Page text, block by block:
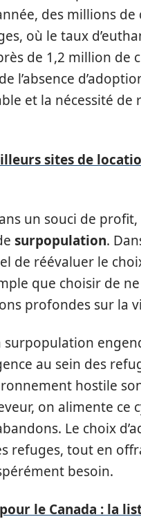
des millions
où le taux
de 1,2 million de
l’absence
et la nécessité
sites de
un souci de
surpopulation.
de réévaluer le
que choisir de
profondes sur la
surpopulation
au sein des
hostile
on alimente ce
Le choix
refuges, tout en
besoin.
le Canada : la